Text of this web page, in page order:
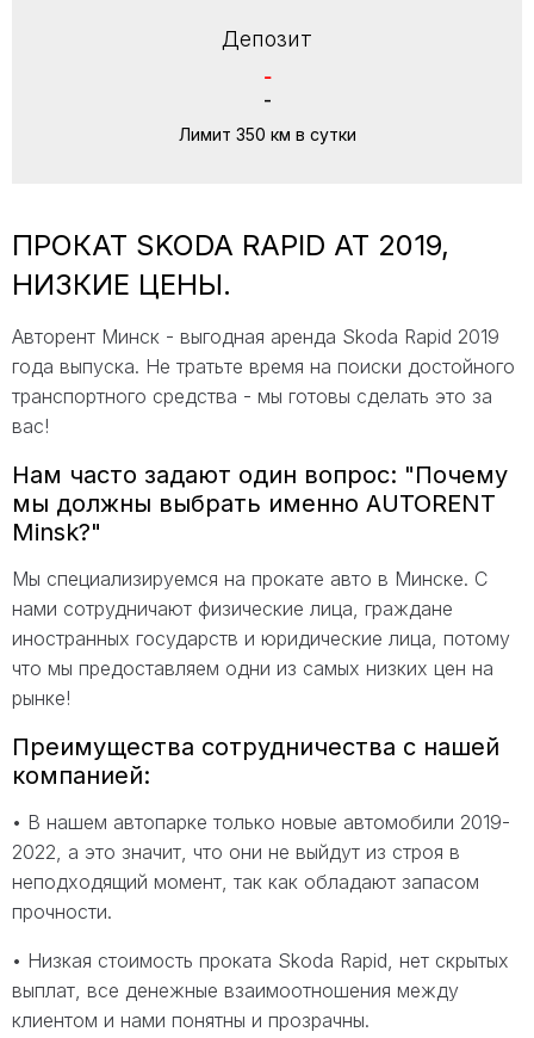
Депозит
-
-
Лимит 350 км в сутки
ПРОКАТ SKODA RAPID AT 2019,
НИЗКИЕ ЦЕНЫ.
Авторент Минск - выгодная аренда Skoda Rapid 2019
года выпуска. Не тратьте время на поиски достойного
транспортного средства - мы готовы сделать это за
вас!
Нам часто задают один вопрос: "Почему
мы должны выбрать именно AUTORENT
Minsk?"
Мы специализируемся на прокате авто в Минске. С
нами сотрудничают физические лица, граждане
иностранных государств и юридические лица, потому
что мы предоставляем одни из самых низких цен на
рынке!
Преимущества сотрудничества с нашей
компанией:
• В нашем автопарке только новые автомобили 2019-
2022, а это значит, что они не выйдут из строя в
неподходящий момент, так как обладают запасом
прочности.
• Низкая стоимость проката Skoda Rapid, нет скрытых
выплат, все денежные взаимоотношения между
клиентом и нами понятны и прозрачны.